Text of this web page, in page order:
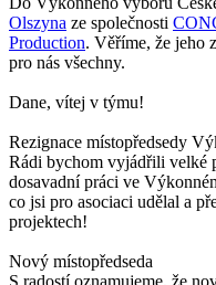
Olszyna ze společnosti
Production. Věříme, že jeho
pro nás všechny.
Dane, vítej v týmu!
Rezignace místopředsedy
Rádi bychom vyjádřili velké
dosavadní práci ve
co jsi pro asociaci udělal a
projektech!
Nový místopředseda
S radostí oznamujeme, že